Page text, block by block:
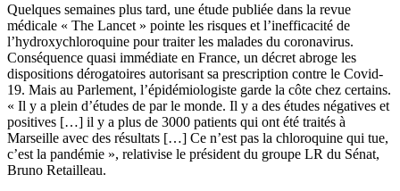
Quelques semaines plus tard, une étude publiée dans la revue
médicale « The Lancet » pointe les risques et l’inefficacité de
l’hydroxychloroquine pour traiter les malades du coronavirus.
Conséquence quasi immédiate en France, un décret abroge les
dispositions dérogatoires autorisant sa prescription contre le Covid-
19. Mais au Parlement, l’épidémiologiste garde la côte chez certains.
« Il y a plein d’études de par le monde. Il y a des études négatives et
positives […] il y a plus de 3000 patients qui ont été traités à
Marseille avec des résultats […] Ce n’est pas la chloroquine qui tue,
c’est la pandémie », relativise le président du groupe LR du Sénat,
Bruno Retailleau.